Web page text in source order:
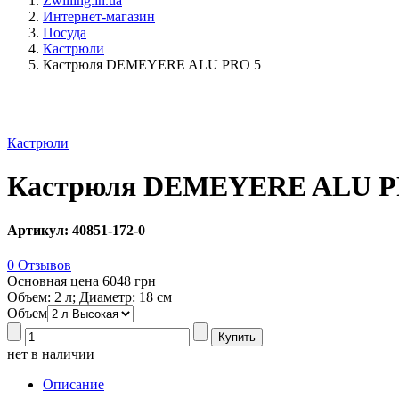
Интернет-магазин
Посуда
Кастрюли
Кастрюля DEMEYERE ALU PRO 5
Кастрюли
Кастрюля DEMEYERE ALU
Артикул: 40851-172-0
0 Отзывов
Основная цена 6048 грн
Объем: 2 л; Диаметр: 18 см
Объем
нет в наличии
Описание